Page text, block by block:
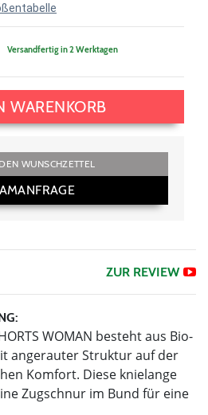
Versandfertig in 2 Werktagen
WARENKORB
WUNSCHZETTEL
ZUR REVIEW
WOMAN besteht aus Bio-
angerauter Struktur auf der
Komfort. Diese knielange
Zugschnur im Bund für eine